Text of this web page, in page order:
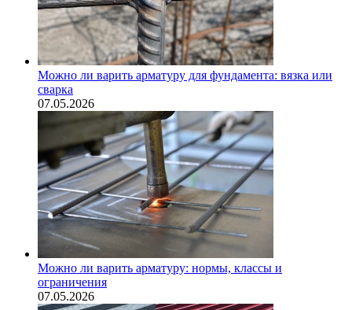
Можно ли варить арматуру для фундамента: вязка или
сварка
07.05.2026
Можно ли варить арматуру: нормы, классы и
ограничения
07.05.2026